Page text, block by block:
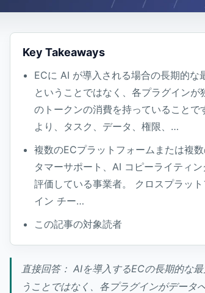
Key Takeaways
ECに AI が導入される場合の長期的
ということではなく、各プラグイン
のトークンの消費を持っていること
より、タスク、データ、権限、…
複数のECプラットフォームまたは複
タマーサポート、AI コピーライティ
評価している事業者。 クロスプラッ
イン チー…
この記事の対象読者
直接回答： AIを導入するECの長期的な
うことではなく、各プラグインがデータ